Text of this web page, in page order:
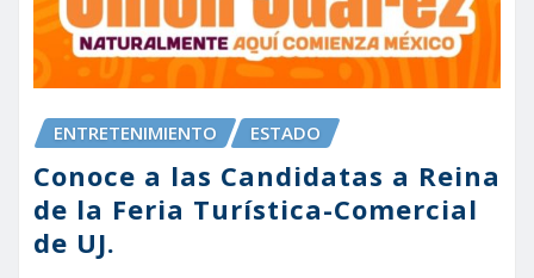
ENTRETENIMIENTO ESTADO
Conoce a las Candidatas a Reina
de la Feria Turística-Comercial
de UJ.